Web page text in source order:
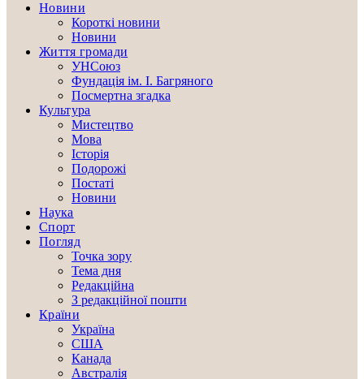
Новини
Короткі новини
Новини
Життя громади
УНСоюз
Фундація ім. І. Багряного
Посмертна згадка
Культура
Мистецтво
Мова
Історія
Подорожі
Постаті
Новини
Наука
Спорт
Погляд
Точка зору
Тема дня
Редакційна
З редакційної пошти
Країни
Україна
США
Канада
Австралія